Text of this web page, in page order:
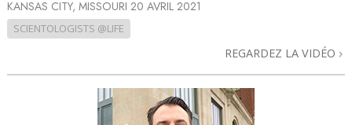
KANSAS CITY, MISSOURI 20 AVRIL 2021
SCIENTOLOGISTS @LIFE
REGARDEZ LA VIDÉO